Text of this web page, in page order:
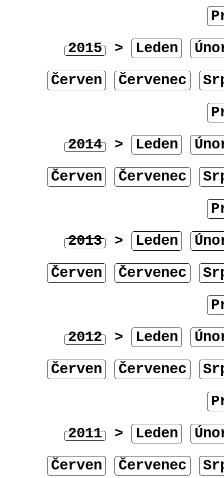
2015 > Leden
Červen
Červenec
2014 > Leden
Červen
Červenec
2013 > Leden
Červen
Červenec
2012 > Leden
Červen
Červenec
2011 > Leden
Červen
Červenec